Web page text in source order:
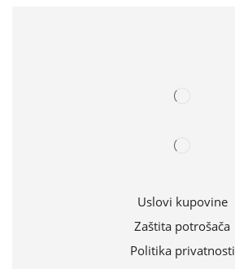
Uslovi kupovine
Zaštita potrošača
Politika privatnosti